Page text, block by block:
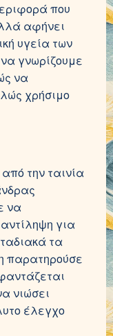
που
αφήνει
υγεία των
γνωρίζουμε
να
χρήσιμο
την ταινία
να
για
τα
παρατηρούσε
νιώσει
έλεγχο